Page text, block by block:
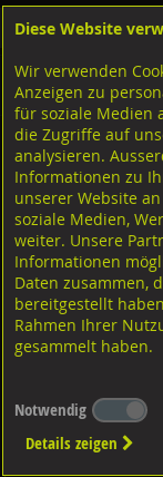
Shop Schrauben
Diverse Ausführungen M-
Stiftschrauben mit
Artikel-Informationen
Diese Website
Wir verwenden
Anzeigen zu
für soziale Medien
die Zugriffe auf
analysieren.
Informationen zu
unserer Website
soziale Medien,
weiter. Unsere
Informationen
Daten zusammen,
bereitgestellt
Rahmen Ihrer
gesammelt haben.
Notwendig
Details zeigen